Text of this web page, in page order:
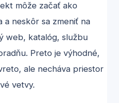
môže začať ako
a neskôr sa zmeniť na
web, katalóg, službu
Preto je výhodné,
ale necháva priestor
vetvy.